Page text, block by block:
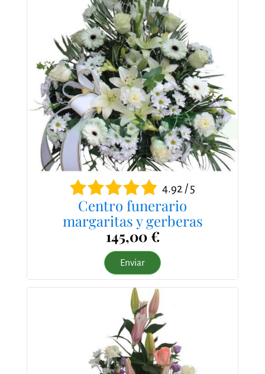
4.92 / 5
Centro funerario
margaritas y gerberas
145,00 €
Enviar